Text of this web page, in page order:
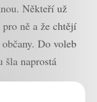
Někteří už
ně a že chtějí
Do voleb
šla naprostá